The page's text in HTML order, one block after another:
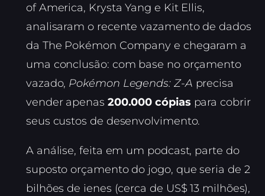
of America, Krysta Yang e Kit Ellis,
analisaram o recente vazamento de dados
da The Pokémon Company e chegaram a
uma conclusão: com base no orçamento
vazado, Pokémon Legends: Z-A precisa
vender apenas 200.000 cópias para cobrir
seus custos de desenvolvimento.
A análise, feita em um podcast, parte do
suposto orçamento do jogo, que seria de 2
bilhões de ienes (cerca de US$ 13 milhões),